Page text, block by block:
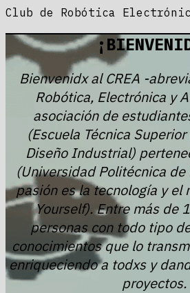
Club de Robótica
Bienvenidx al CREA -
Robótica, Electrónica y
asociación de
(Escuela Técnica
Diseño Industrial)
(Universidad Politécnica
pasión es la tecnología y el
Yourself). Entre más de
personas con todo tipo
conocimientos que lo
enriqueciendo a todxs y
proyectos.